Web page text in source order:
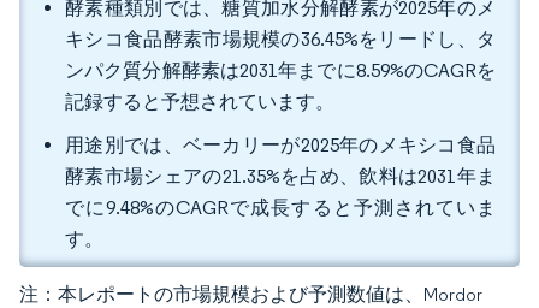
酵素種類別では、糖質加水分解酵素が2025年のメ
キシコ食品酵素市場規模の36.45%をリードし、タ
ンパク質分解酵素は2031年までに8.59%のCAGRを
記録すると予想されています。
用途別では、ベーカリーが2025年のメキシコ食品
酵素市場シェアの21.35%を占め、飲料は2031年ま
でに9.48%のCAGRで成長すると予測されていま
す。
注：本レポートの市場規模および予測数値は、Mordor